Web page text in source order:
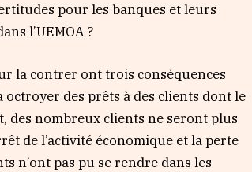
pour les banques et leurs
l’UEMOA ?
la contrer ont trois conséquences
octroyer des prêts à des clients dont le
des nombreux clients ne seront plus
de l’activité économique et la perte
n’ont pas pu se rendre dans les